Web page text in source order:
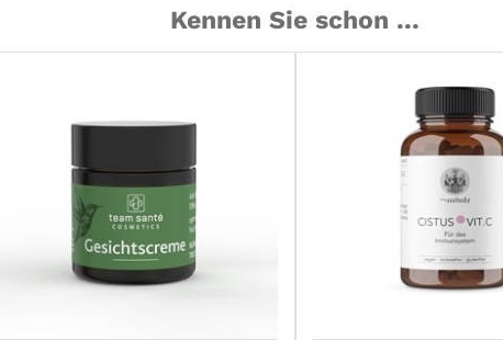
Kennen Sie schon ...